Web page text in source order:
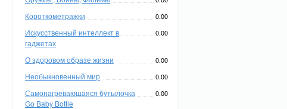
Короткометражки 0.00
Искусственный интеллект в
гаджетах
0.00
О здоровом образе жизни 0.00
Необыкновенный мир 0.00
Самонагревающаяся бутылочка
Go Baby Bottle
0.00